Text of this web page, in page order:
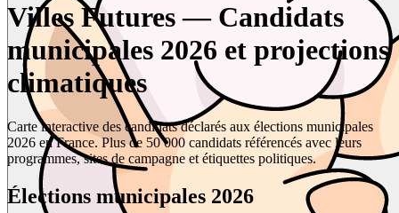
Villes Futures — Candidats
municipales 2026 et projections
climatiques
Carte interactive des candidats déclarés aux élections municipales
2026 en France. Plus de 50 000 candidats référencés avec leurs
programmes, sites de campagne et étiquettes politiques.
Élections municipales 2026